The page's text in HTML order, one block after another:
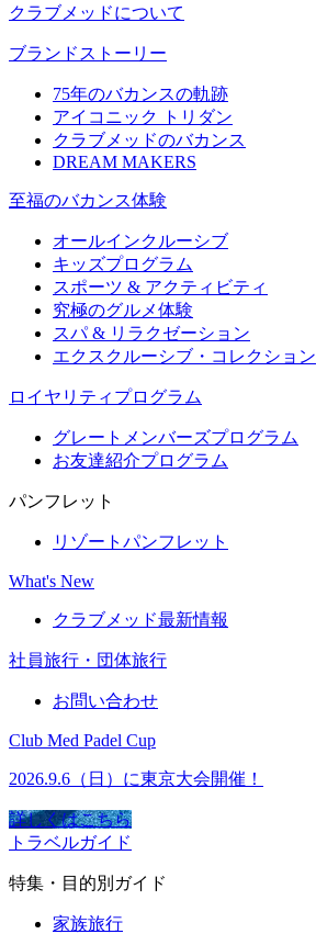
クラブメッドについて
ブランドストーリー
75年のバカンスの軌跡
アイコニック トリダン
クラブメッドのバカンス
DREAM MAKERS
至福のバカンス体験
オールインクルーシブ
キッズプログラム
スポーツ & アクティビティ​
究極のグルメ体験
スパ & リラクゼーション
エクスクルーシブ・コレクション
ロイヤリティプログラム
グレートメンバーズプログラム
お友達紹介プログラム
パンフレット
リゾートパンフレット
What's New
クラブメッド最新情報
社員旅行・団体旅行
お問い合わせ
Club Med Padel Cup
2026.9.6（日）に東京大会開催！
詳しくはこちら
トラベルガイド
特集・目的別ガイド
家族旅行